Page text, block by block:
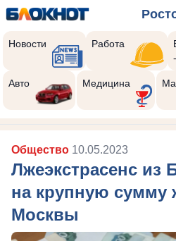
Новости Работа
Авто Медицина
Общество 10.05.2023
Лжеэкстрасенс из
на крупную сумму
Москвы